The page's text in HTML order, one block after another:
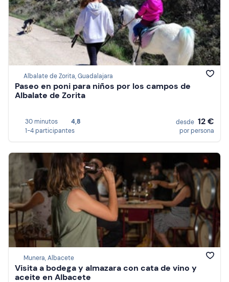
Albalate de Zorita, Guadalajara
Paseo en poni para niños por los campos de
Albalate de Zorita
30 minutos
4,8
1-4 participantes
desde 12 €
por persona
Munera, Albacete
Visita a bodega y almazara con cata de vino y
aceite en Albacete